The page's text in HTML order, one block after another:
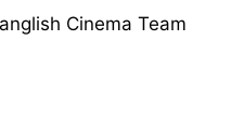
Cinema Team